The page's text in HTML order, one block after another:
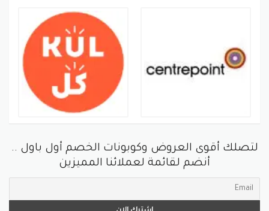
لتصلك أقوى العروض وكوبونات الخصم أول باول ..
أنضم لقائمة لعملائنا المميزين